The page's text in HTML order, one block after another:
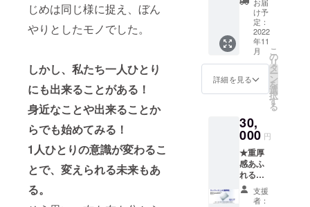
じめは同じ様に捉え、ぼん
やりとしたモノでした。
しかし、私たち一人ひとり
にも出来ることがある！
身近なことや出来ることか
らでも始めてみる！
1人ひとりの意識が変わるこ
とで、変えられる未来もあ
る。
にご記
入下さ
い。記
載不要
の場合
は『記
載な
い。 ※
製品の
上、変
更にな
る可能
性のあ
る事項
１枚 ※
背面の
カラー
（BLA
CK/WHI
TE）か
らご希
を、備
考欄に
ご記入
下さい
ませ。
※ロゴや
名刺デ
ザイン
お届
け予
定：
2022
年11
月
詳細を見る
こ
の
リ
タ
ー
ン
を
選
択
す
る
30,
000 円
★重厚
感あふ
れるシ
ルバー
Lit 支援
者：